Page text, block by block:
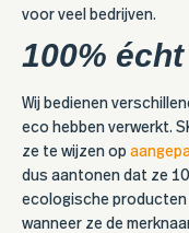
voor veel bedrijven.
100%
Wij bedienen
eco hebben verwerkt.
ze te wijzen op
dus aantonen dat ze
ecologische producten
wanneer ze de